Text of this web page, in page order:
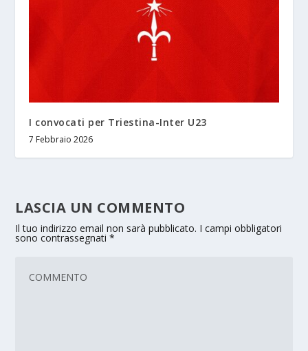
I convocati per Triestina-Inter U23
7 Febbraio 2026
LASCIA UN COMMENTO
Il tuo indirizzo email non sarà pubblicato. I campi obbligatori
sono contrassegnati*